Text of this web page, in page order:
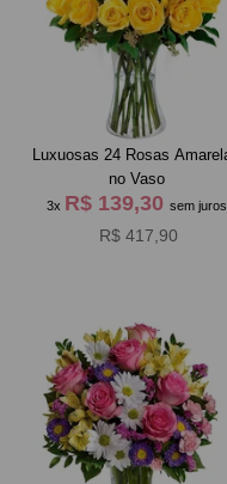
Luxuosas 24 Rosas Amarelas
no Vaso
3x R$ 139,30 sem juros
R$ 417,90